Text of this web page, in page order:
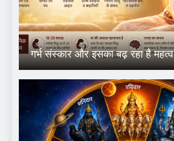
गर्भ संस्कार और इसका बढ़ रहा है महत्व